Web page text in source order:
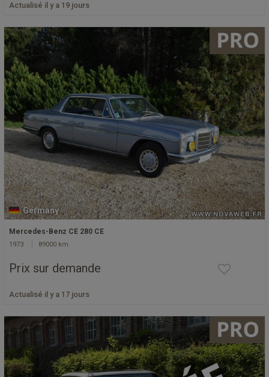
Actualisé il y a 19 jours
Germany
Mercedes-Benz CE 280 CE
1973 89000 km
Prix sur demande
Actualisé il y a 17 jours